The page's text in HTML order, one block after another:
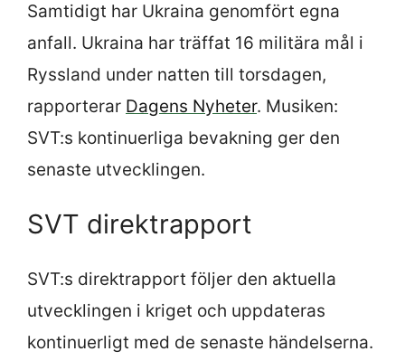
Samtidigt har Ukraina genomfört egna
anfall. Ukraina har träffat 16 militära mål i
Ryssland under natten till torsdagen,
rapporterar Dagens Nyheter. Musiken:
SVT:s kontinuerliga bevakning ger den
senaste utvecklingen.
SVT direktrapport
SVT:s direktrapport följer den aktuella
utvecklingen i kriget och uppdateras
kontinuerligt med de senaste händelserna.